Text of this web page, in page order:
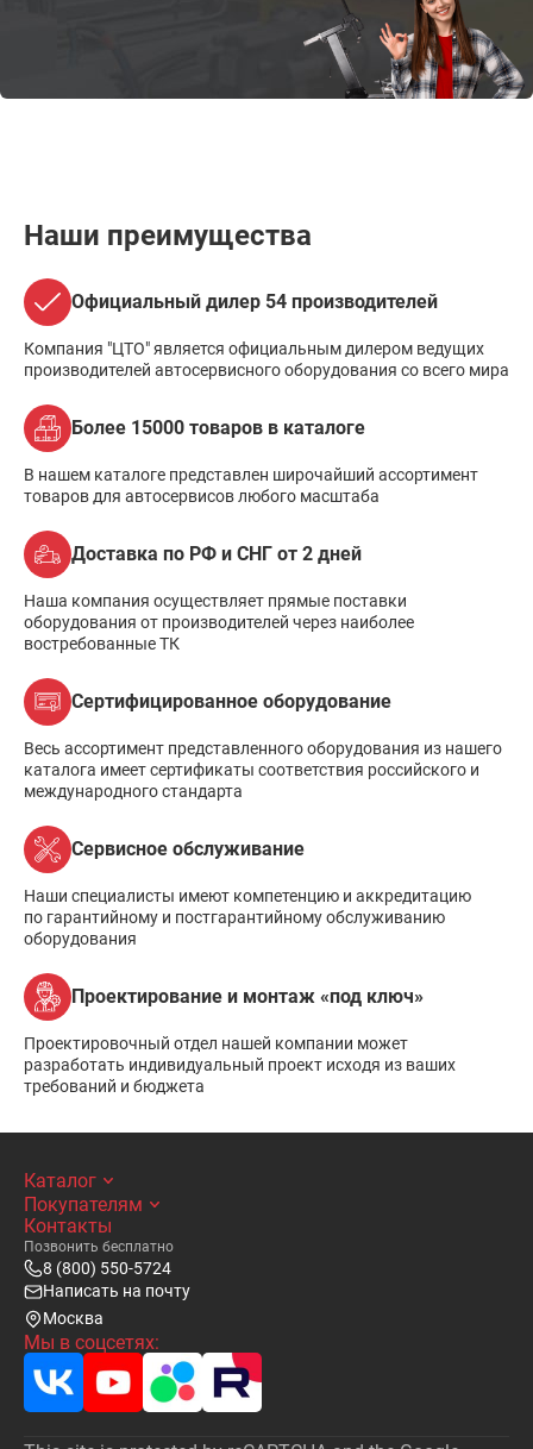
Наши преимущества
Официальный дилер 54 производителей
Компания "ЦТО" является официальным дилером ведущих
производителей автосервисного оборудования со всего мира
Более 15000 товаров в каталоге
В нашем каталоге представлен широчайший ассортимент
товаров для автосервисов любого масштаба
Доставка по РФ и СНГ от 2 дней
Наша компания осуществляет прямые поставки
оборудования от производителей через наиболее
востребованные ТК
Сертифицированное оборудование
Весь ассортимент представленного оборудования из нашего
каталога имеет сертификаты соответствия российского и
международного стандарта
Сервисное обслуживание
Наши специалисты имеют компетенцию и аккредитацию
по гарантийному и постгарантийному обслуживанию
оборудования
Проектирование и монтаж «под ключ»
Проектировочный отдел нашей компании может
разработать индивидуальный проект исходя из ваших
требований и бюджета
Каталог
Покупателям
Контакты
Позвонить бесплатно
8 (800) 550-5724
Написать на почту
Москва
Мы в соцсетях: